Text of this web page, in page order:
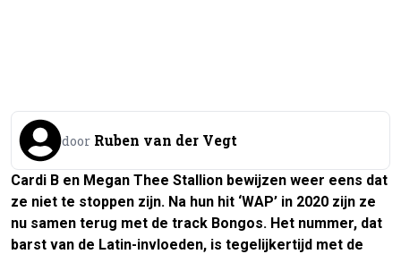
door Ruben van der Vegt
Cardi B en Megan Thee Stallion bewijzen weer eens dat
ze niet te stoppen zijn. Na hun hit ‘WAP’ in 2020 zijn ze
nu samen terug met de track Bongos. Het nummer, dat
barst van de Latin-invloeden, is tegelijkertijd met de